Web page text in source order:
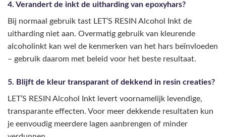
4. Verandert de inkt de uitharding van epoxyhars?
Bij normaal gebruik tast LET’S RESIN Alcohol Inkt de
uitharding niet aan. Overmatig gebruik van kleurende
alcoholinkt kan wel de kenmerken van het hars beïnvloeden
– gebruik daarom met beleid voor het beste resultaat.
5. Blijft de kleur transparant of dekkend in resin creaties?
LET’S RESIN Alcohol Inkt levert voornamelijk levendige,
transparante effecten. Voor meer dekkende resultaten kun
je eenvoudig meerdere lagen aanbrengen of minder